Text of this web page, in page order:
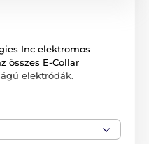
Inc elektromos
összes E-Collar
elektródák.